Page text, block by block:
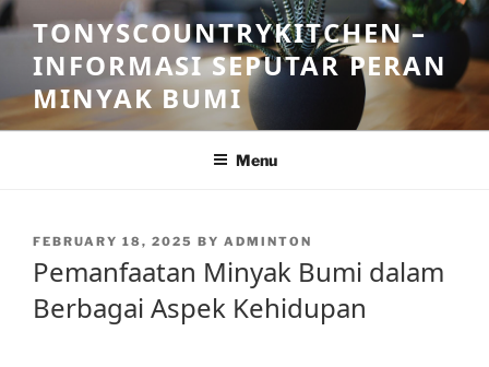
Skip
to
content
TONYSCOUNTRYKITCHEN –
INFORMASI SEPUTAR PERAN
MINYAK BUMI
Menu
POSTED
FEBRUARY 18, 2025 BY ADMINTON
Pemanfaatan Minyak Bumi dalam
Berbagai Aspek Kehidupan